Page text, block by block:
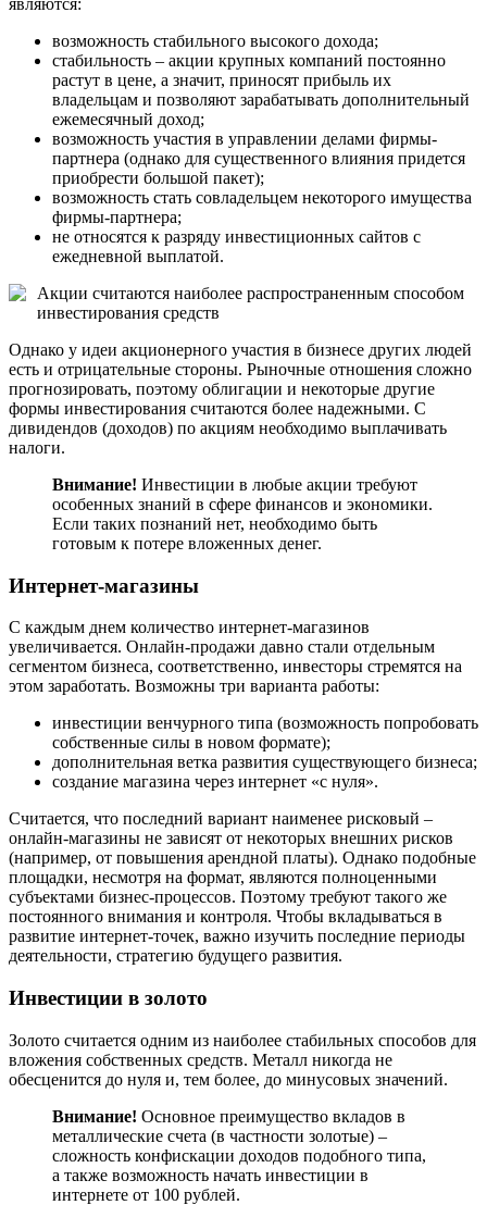
возможность стабильного высокого дохода;
стабильность – акции крупных компаний постоянно
растут в цене, а значит, приносят прибыль их
владельцам и позволяют зарабатывать дополнительный
ежемесячный доход;
возможность участия в управлении делами фирмы-
партнера (однако для существенного влияния придется
приобрести большой пакет);
возможность стать совладельцем некоторого имущества
фирмы-партнера;
не относятся к разряду инвестиционных сайтов с
ежедневной выплатой.
Акции считаются наиболее распространенным способом
инвестирования средств
Однако у идеи акционерного участия в бизнесе других людей
есть и отрицательные стороны. Рыночные отношения сложно
прогнозировать, поэтому облигации и некоторые другие
формы инвестирования считаются более надежными. С
дивидендов (доходов) по акциям необходимо выплачивать
налоги.
Внимание! Инвестиции в любые акции требуют
особенных знаний в сфере финансов и экономики.
Если таких познаний нет, необходимо быть
готовым к потере вложенных денег.
Интернет-магазины
С каждым днем количество интернет-магазинов
увеличивается. Онлайн-продажи давно стали отдельным
сегментом бизнеса, соответственно, инвесторы стремятся на
этом заработать. Возможны три варианта работы:
инвестиции венчурного типа (возможность попробовать
собственные силы в новом формате);
дополнительная ветка развития существующего бизнеса;
создание магазина через интернет «с нуля».
Считается, что последний вариант наименее рисковый –
онлайн-магазины не зависят от некоторых внешних рисков
(например, от повышения арендной платы). Однако подобные
площадки, несмотря на формат, являются полноценными
субъектами бизнес-процессов. Поэтому требуют такого же
постоянного внимания и контроля. Чтобы вкладываться в
развитие интернет-точек, важно изучить последние периоды
деятельности, стратегию будущего развития.
Инвестиции в золото
Золото считается одним из наиболее стабильных способов для
вложения собственных средств. Металл никогда не
обесценится до нуля и, тем более, до минусовых значений.
Внимание! Основное преимущество вкладов в
металлические счета (в частности золотые) –
сложность конфискации доходов подобного типа,
а также возможность начать инвестиции в
интернете от 100 рублей.